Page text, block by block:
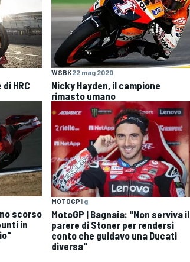
HRC
WSBK22 mag 2020
Nicky Hayden, il campione
rimasto umano
scorso
in
MOTOGP1 g
MotoGP | Bagnaia: "Non serviva il
parere di Stoner per rendersi
conto che guidavo una Ducati
diversa"